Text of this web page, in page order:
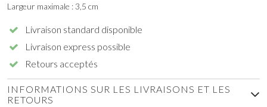
Largeur maximale : 3,5 cm
Livraison standard disponible
Livraison express possible
Retours acceptés
INFORMATIONS SUR LES LIVRAISONS ET LES
RETOURS